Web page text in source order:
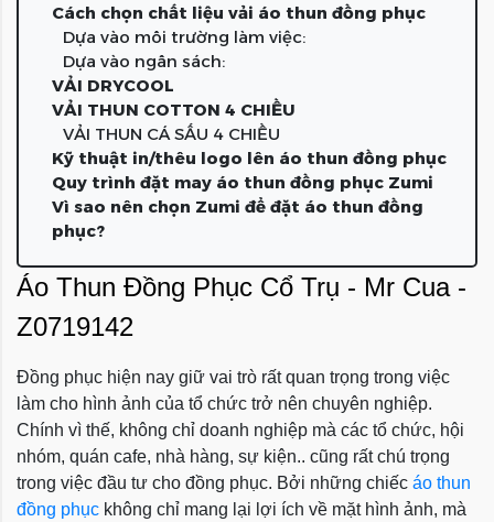
Cách chọn chất liệu vải áo thun đồng phục
Dựa vào môi trường làm việc:
Dựa vào ngân sách:
VẢI DRYCOOL
VẢI THUN COTTON 4 CHIỀU
VẢI THUN CÁ SẤU 4 CHIỀU
Kỹ thuật in/thêu logo lên áo thun đồng phục
Quy trình đặt may áo thun đồng phục Zumi
Vì sao nên chọn Zumi để đặt áo thun đồng
phục?
Áo Thun Đồng Phục Cổ Trụ - Mr Cua -
Z0719142
Đồng phục hiện nay giữ vai trò rất quan trọng trong việc
làm cho hình ảnh của tổ chức trở nên chuyên nghiệp.
Chính vì thế, không chỉ doanh nghiệp mà các tổ chức, hội
nhóm, quán cafe, nhà hàng, sự kiện.. cũng rất chú trọng
trong việc đầu tư cho đồng phục. Bởi những chiếc áo thun
đồng phục không chỉ mang lại lợi ích về mặt hình ảnh, mà